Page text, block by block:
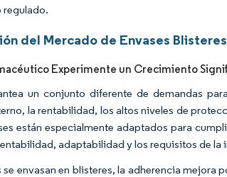
regulado.
del Mercado de Envases
Experimente un Crecimiento
un conjunto diferente de demandas
la rentabilidad, los altos niveles de
están especialmente adaptados para
adaptabilidad y los requisitos de la
envasan en blisteres, la adherencia mejora